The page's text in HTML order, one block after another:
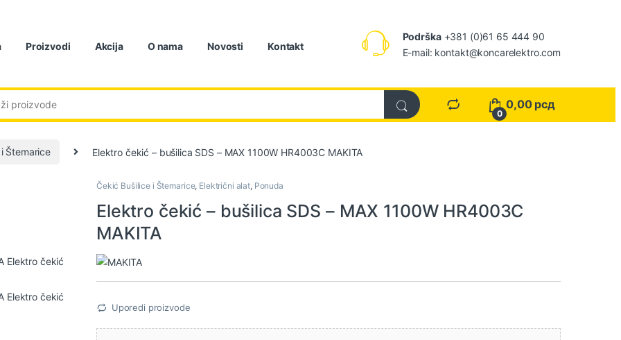
Proizvodi Akcija O nama Novosti Kontakt
Podrška+381 (0)61 65 444 90
E-mail: kontakt@koncarelektro.com
0
0,00 рсд
Štemarice Elektro čekić – bušilica SDS – MAX 1100W HR4003C MAKITA
Čekić Bušilice i Štemarice, Električni alat, Ponuda
Elektro čekić – bušilica SDS – MAX 1100W HR4003C
MAKITA
Uporedi proizvode